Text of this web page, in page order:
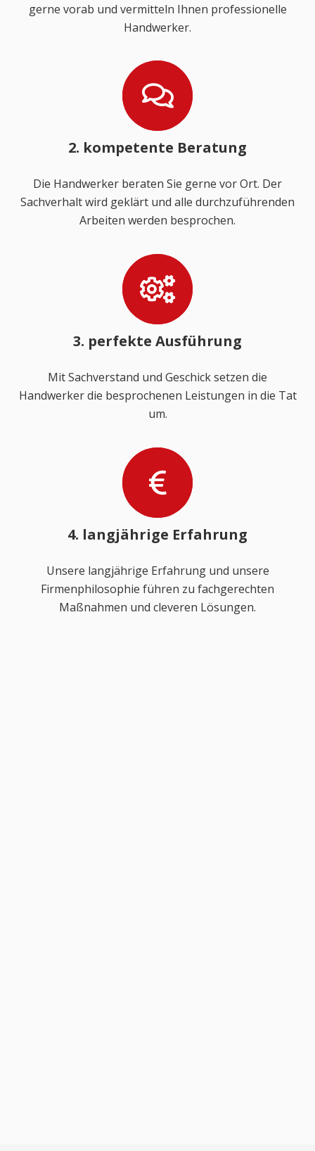
gerne vorab und vermitteln Ihnen professionelle
Handwerker.
2. kompetente Beratung
Die Handwerker beraten Sie gerne vor Ort. Der
Sachverhalt wird geklärt und alle durchzuführenden
Arbeiten werden besprochen.
3. perfekte Ausführung
Mit Sachverstand und Geschick setzen die
Handwerker die besprochenen Leistungen in die Tat
um.
4. langjährige Erfahrung
Unsere langjährige Erfahrung und unsere
Firmenphilosophie führen zu fachgerechten
Maßnahmen und cleveren Lösungen.